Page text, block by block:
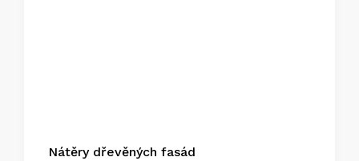
Nátěry dřevěných fasád